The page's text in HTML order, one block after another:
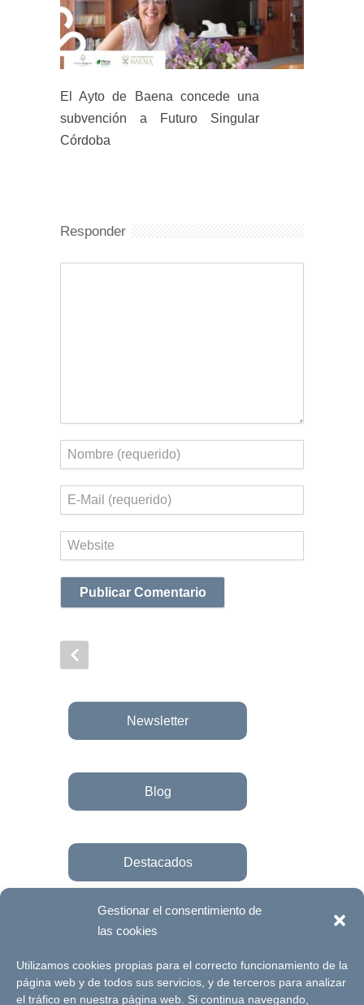
Gestionar el consentimiento de
las cookies
Utilizamos cookies propias para el correcto funcionamiento de la
página web y de todos sus servicios, y de terceros para analizar
el tráfico en nuestra página web. Si continua navegando,
El Ayto de Baena concede una
subvención a Futuro Singular
Córdoba
Responder
Nombre
Correo
electrónico
Web
Newsletter
Blog
Destacados
Únete a la fundación